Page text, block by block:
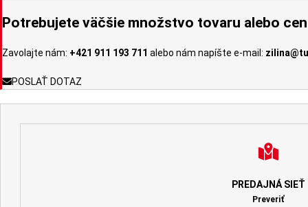
Potrebujete väčšie množstvo tovaru alebo
Zavolajte nám: +421 911 193 711 alebo nám napíšte e-mail:
POSLAŤ DOTAZ
PREDAJNÁ SIEŤ
Preveriť